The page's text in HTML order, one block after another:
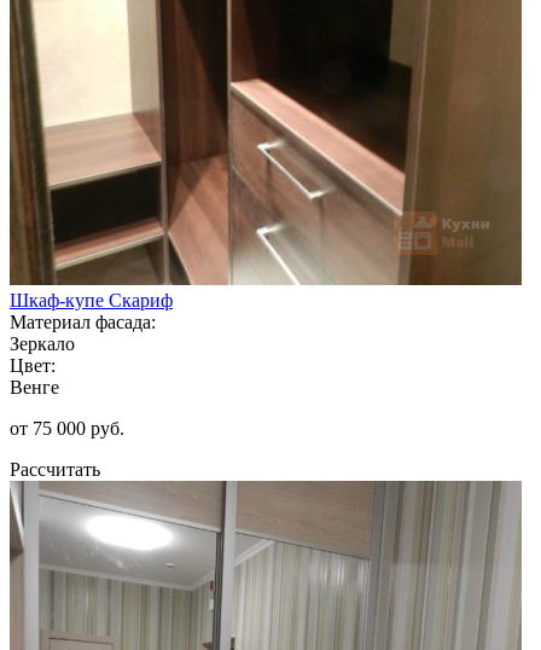
Шкаф-купе Скариф
Материал фасада:
Зеркало
Цвет:
Венге
от 75 000 руб.
Рассчитать